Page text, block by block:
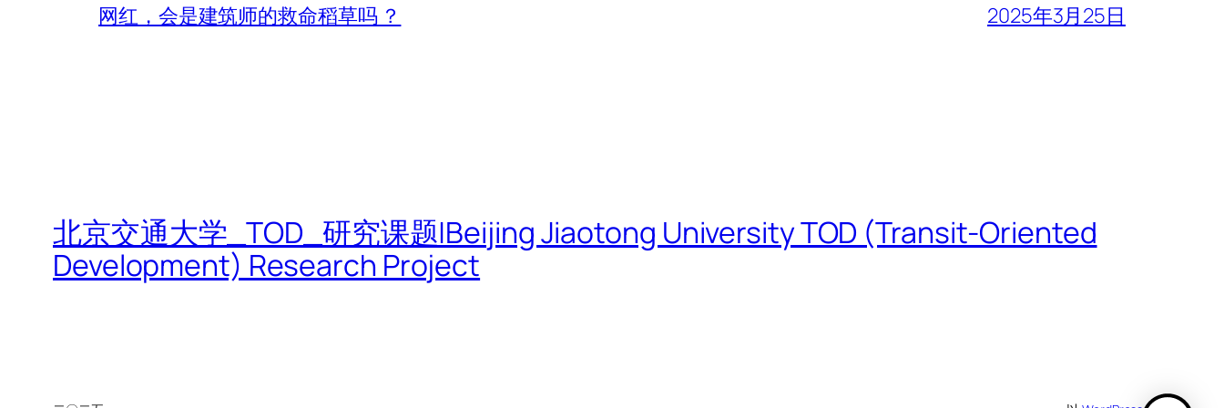
网红，会是建筑师的救命稻草吗 ？ 2025年3月25日
北京交通大学_TOD_研究课题|Beijing Jiaotong University TOD (Transit-Oriented
Development) Research Project